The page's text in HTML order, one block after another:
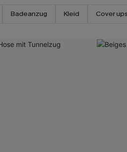
Badeanzug Kleid Cover ups